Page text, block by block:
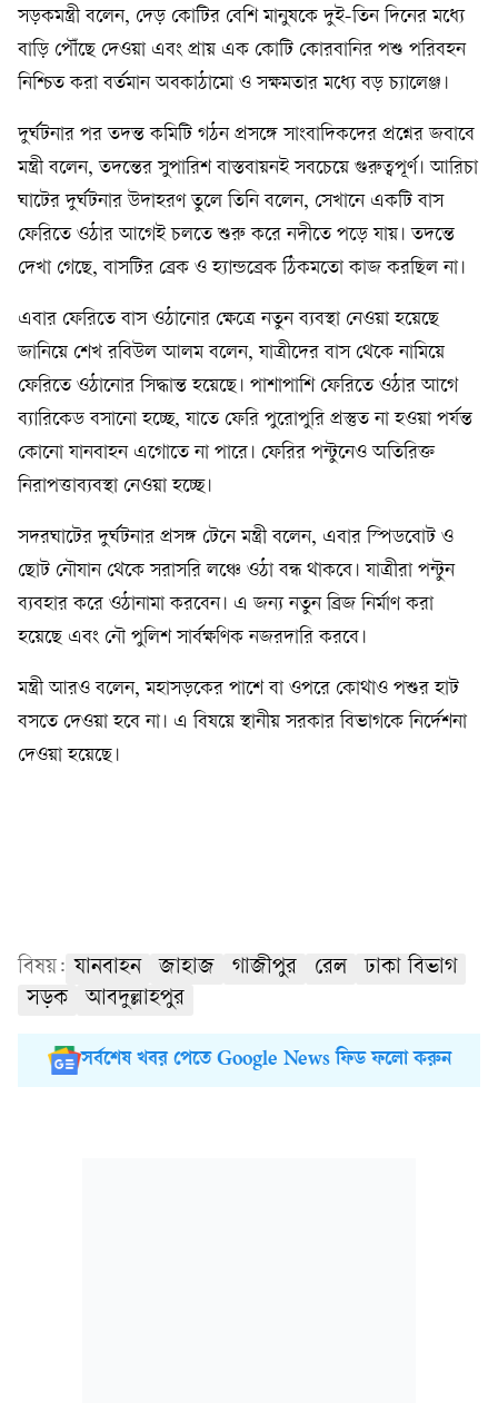
সড়কমন্ত্রী বলেন, দেড় কোটির বেশি মানুষকে দুই-তিন দিনের মধ্যে
বাড়ি পৌঁছে দেওয়া এবং প্রায় এক কোটি কোরবানির পশু পরিবহন
নিশ্চিত করা বর্তমান অবকাঠামো ও সক্ষমতার মধ্যে বড় চ্যালেঞ্জ।
দুর্ঘটনার পর তদন্ত কমিটি গঠন প্রসঙ্গে সাংবাদিকদের প্রশ্নের জবাবে
মন্ত্রী বলেন, তদন্তের সুপারিশ বাস্তবায়নই সবচেয়ে গুরুত্বপূর্ণ। আরিচা
ঘাটের দুর্ঘটনার উদাহরণ তুলে তিনি বলেন, সেখানে একটি বাস
ফেরিতে ওঠার আগেই চলতে শুরু করে নদীতে পড়ে যায়। তদন্তে
দেখা গেছে, বাসটির ব্রেক ও হ্যান্ডব্রেক ঠিকমতো কাজ করছিল না।
এবার ফেরিতে বাস ওঠানোর ক্ষেত্রে নতুন ব্যবস্থা নেওয়া হয়েছে
জানিয়ে শেখ রবিউল আলম বলেন, যাত্রীদের বাস থেকে নামিয়ে
ফেরিতে ওঠানোর সিদ্ধান্ত হয়েছে। পাশাপাশি ফেরিতে ওঠার আগে
ব্যারিকেড বসানো হচ্ছে, যাতে ফেরি পুরোপুরি প্রস্তুত না হওয়া পর্যন্ত
কোনো যানবাহন এগোতে না পারে। ফেরির পন্টুনেও অতিরিক্ত
নিরাপত্তাব্যবস্থা নেওয়া হচ্ছে।
সদরঘাটের দুর্ঘটনার প্রসঙ্গ টেনে মন্ত্রী বলেন, এবার স্পিডবোট ও
ছোট নৌযান থেকে সরাসরি লঞ্চে ওঠা বন্ধ থাকবে। যাত্রীরা পন্টুন
ব্যবহার করে ওঠানামা করবেন। এ জন্য নতুন ব্রিজ নির্মাণ করা
হয়েছে এবং নৌ পুলিশ সার্বক্ষণিক নজরদারি করবে।
মন্ত্রী আরও বলেন, মহাসড়কের পাশে বা ওপরে কোথাও পশুর হাট
বসতে দেওয়া হবে না। এ বিষয়ে স্থানীয় সরকার বিভাগকে নির্দেশনা
দেওয়া হয়েছে।
বিষয়: যানবাহন জাহাজ গাজীপুর রেল
ঢাকা বিভাগ
সড়ক
আবদুল্লাহপুর
সর্বশেষ খবর পেতে Google News ফিড ফলো করুন